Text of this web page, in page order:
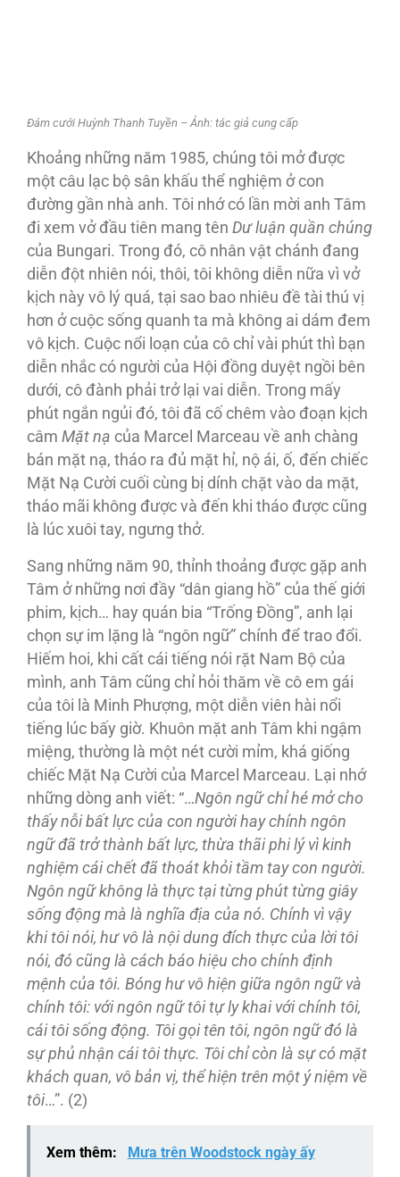
Đám cưới Huỳnh Thanh Tuyền – Ảnh: tác giả cung cấp
Khoảng những năm 1985, chúng tôi mở được
một câu lạc bộ sân khấu thể nghiệm ở con
đường gần nhà anh. Tôi nhớ có lần mời anh Tâm
đi xem vở đầu tiên mang tên Dư luận quần chúng
của Bungari. Trong đó, cô nhân vật chánh đang
diễn đột nhiên nói, thôi, tôi không diễn nữa vì vở
kịch này vô lý quá, tại sao bao nhiêu đề tài thú vị
hơn ở cuộc sống quanh ta mà không ai dám đem
vô kịch. Cuộc nổi loạn của cô chỉ vài phút thì bạn
diễn nhắc có người của Hội đồng duyệt ngồi bên
dưới, cô đành phải trở lại vai diễn. Trong mấy
phút ngắn ngủi đó, tôi đã cố chêm vào đoạn kịch
câm Mặt nạ của Marcel Marceau về anh chàng
bán mặt nạ, tháo ra đủ mặt hỉ, nộ ái, ố, đến chiếc
Mặt Nạ Cười cuối cùng bị dính chặt vào da mặt,
tháo mãi không được và đến khi tháo được cũng
là lúc xuôi tay, ngưng thở.
Sang những năm 90, thỉnh thoảng được gặp anh
Tâm ở những nơi đầy “dân giang hồ” của thế giới
phim, kịch… hay quán bia “Trống Ðồng”, anh lại
chọn sự im lặng là “ngôn ngữ” chính để trao đổi.
Hiếm hoi, khi cất cái tiếng nói rặt Nam Bộ của
mình, anh Tâm cũng chỉ hỏi thăm về cô em gái
của tôi là Minh Phượng, một diễn viên hài nổi
tiếng lúc bấy giờ. Khuôn mặt anh Tâm khi ngậm
miệng, thường là một nét cười mỉm, khá giống
chiếc Mặt Nạ Cười của Marcel Marceau. Lại nhớ
những dòng anh viết: “…Ngôn ngữ chỉ hé mở cho
thấy nỗi bất lực của con người hay chính ngôn
ngữ đã trở thành bất lực, thừa thãi phi lý vì kinh
nghiệm cái chết đã thoát khỏi tầm tay con người.
Ngôn ngữ không là thực tại từng phút từng giây
sống động mà là nghĩa địa của nó. Chính vì vậy
khi tôi nói, hư vô là nội dung đích thực của lời tôi
nói, đó cũng là cách báo hiệu cho chính định
mệnh của tôi. Bóng hư vô hiện giữa ngôn ngữ và
chính tôi: với ngôn ngữ tôi tự ly khai với chính tôi,
cái tôi sống động. Tôi gọi tên tôi, ngôn ngữ đó là
sự phủ nhận cái tôi thực. Tôi chỉ còn là sự có mặt
khách quan, vô bản vị, thể hiện trên một ý niệm về
tôi…”. (2)
Xem thêm: Mưa trên Woodstock ngày ấy